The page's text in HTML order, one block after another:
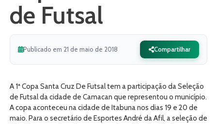
de Futsal
Publicado em 21 de maio de 2018 Compartilhar
A 1ª Copa Santa Cruz De Futsal tem a participação da Seleção
de Futsal da cidade de Camacan que representou o município.
A copa aconteceu na cidade de Itabuna nos dias 19 e 20 de
maio. Para o secretário de Esportes André da Afil, a seleção de